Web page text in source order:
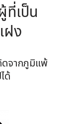
ที่เป็น
ฝง
ดจากภูมิแพ้
ด้